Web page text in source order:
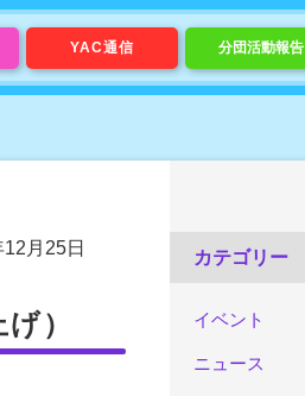
YAC通信 分団活動報告
月25日
）
カテゴリー
イベント
ニュース